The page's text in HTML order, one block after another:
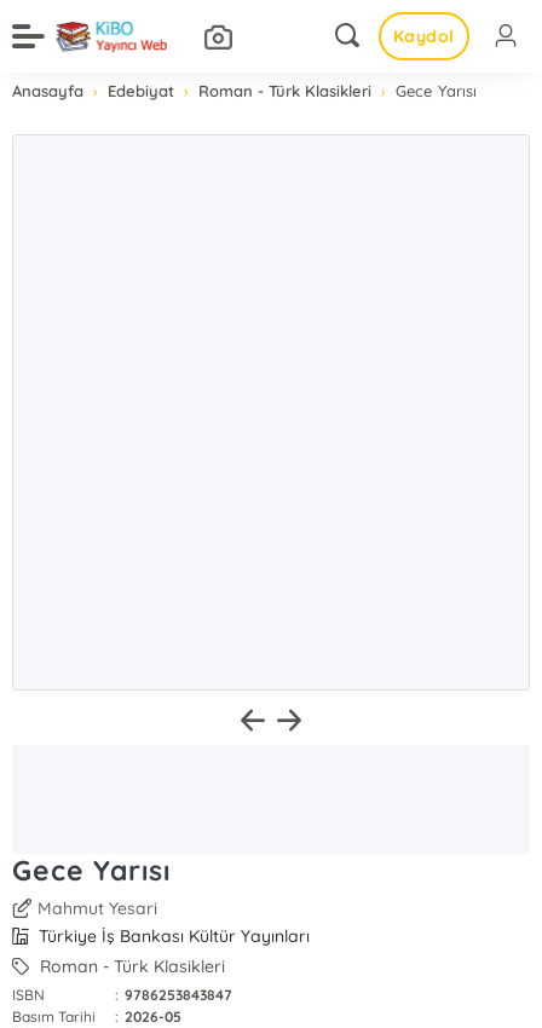
Kaydol
Anasayfa Edebiyat Roman - Türk Klasikleri Gece Yarısı
Gece Yarısı
Mahmut Yesari
Türkiye İş Bankası Kültür Yayınları
Roman - Türk Klasikleri
ISBN : 9786253843847
Basım Tarihi
: 2026-05